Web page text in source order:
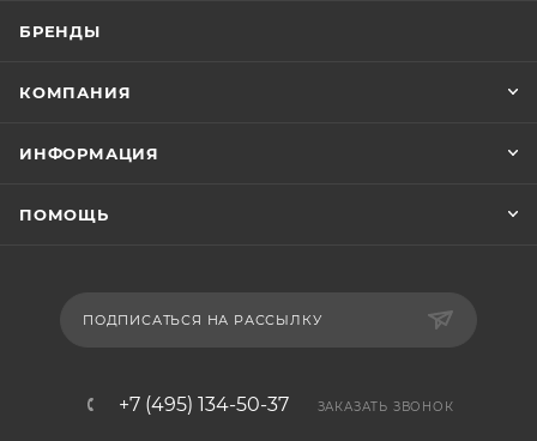
БРЕНДЫ
КОМПАНИЯ
ИНФОРМАЦИЯ
ПОМОЩЬ
ПОДПИСАТЬСЯ НА РАССЫЛКУ
+7 (495) 134-50-37 ЗАКАЗАТЬ ЗВОНОК